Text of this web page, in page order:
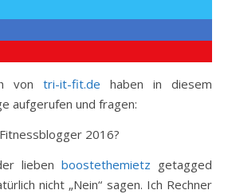
von tri-it-fit.de haben in diesem
aufgerufen und fragen:
2016?
lieben boostethemietz getagged
nicht „Nein“ sagen. Ich Rechner